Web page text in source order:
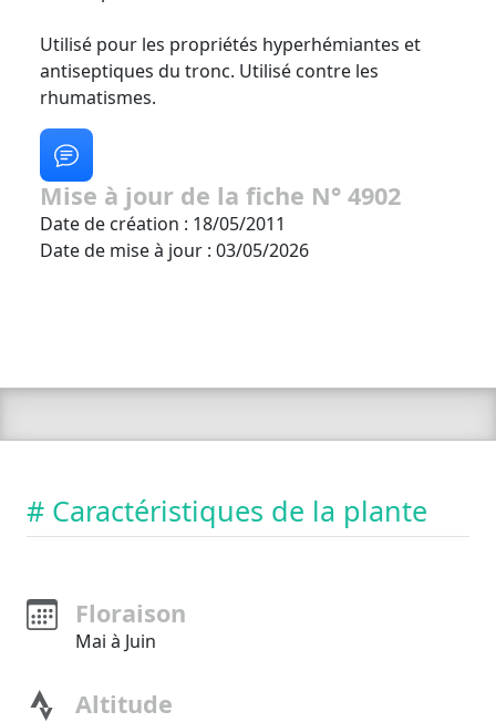
Utilisé pour les propriétés hyperhémiantes et
antiseptiques du tronc. Utilisé contre les
rhumatismes.
Mise à jour de la fiche N° 4902
Date de création : 18/05/2011
Date de mise à jour : 03/05/2026
# Caractéristiques de la plante
Floraison
Mai à Juin
Altitude